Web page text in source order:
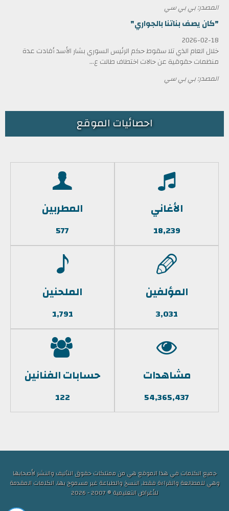
المصدر: بي بي سي
"كان يصف بناتنا بالجواري"
2026-02-18
خلال العام الذي تلا سقوط حكم الرئيس السوري بشار الأسد أفادت عدة
منظمات حقوقية عن حالات اختطاف طالت ع...
المصدر: بي بي سي
احصائيات الموقع
الأغاني
18,239
المطربين
577
المؤلفين
3,031
الملحنين
1,791
مشاهدات
54,365,437
حسابات الفنانين
122
جميع الكلمات في هذا الموقع هي من ممتلكات حقوق التأليف والنشر لأصحابها
وهي للمطالعة والقراءة فقط, النسخ والطباعة غير مسموح بها, الكلمات المقدمة
للأغراض التعليمية © 2007 - 2026